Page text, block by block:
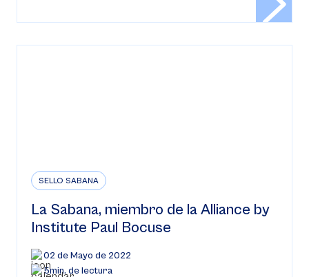
SELLO SABANA
La Sabana, miembro de la Alliance by
Institute Paul Bocuse
02 de Mayo de 2022
5min. de lectura